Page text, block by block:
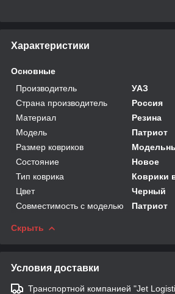
Характеристики
Основные
Производитель
УАЗ
Страна производитель
Россия
Материал
Резина
Модель
Патриот
Размер ковриков
Состояние
Новое
Тип коврика
Коврики
Цвет
Черный
Совместимость с моделью
Патриот
Скрыть
Условия доставки
Транспортной компанией "Jet